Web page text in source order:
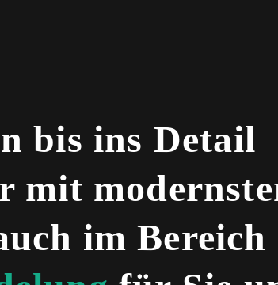
bis ins Detail
mit
im Bereich